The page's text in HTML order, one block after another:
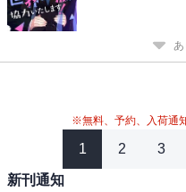
あ
※無料、予約、入荷通
1 2 3
新刊通知